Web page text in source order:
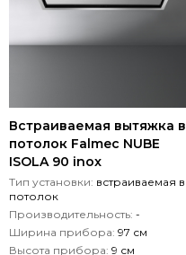
Встраиваемая вытяжка в
потолок Falmec NUBE
ISOLA 90 inox
Тип установки: встраиваемая в
потолок
Производительность: -
Ширина прибора: 97 см
Высота прибора: 9 см